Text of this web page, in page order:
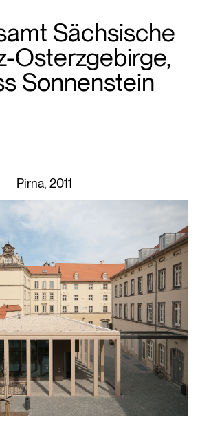
Sächsische
Osterzgebirge,
Sonnenstein
Pirna, 2011